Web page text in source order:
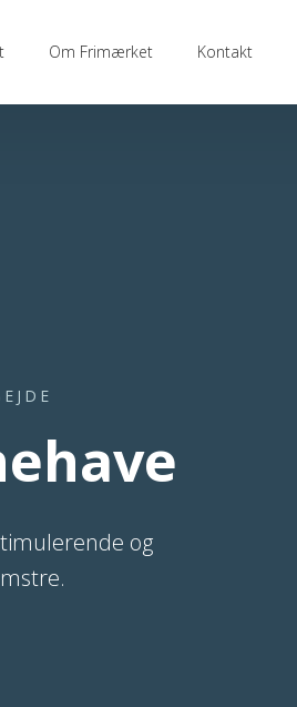
Om Frimærket Kontakt
og